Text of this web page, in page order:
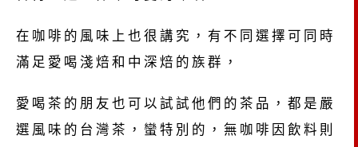
在咖啡的風味上也很講究，有不同選擇可同時
滿足愛喝淺焙和中深焙的族群，
愛喝茶的朋友也可以試試他們的茶品，都是嚴
選風味的台灣茶，蠻特別的，無咖啡因飲料則